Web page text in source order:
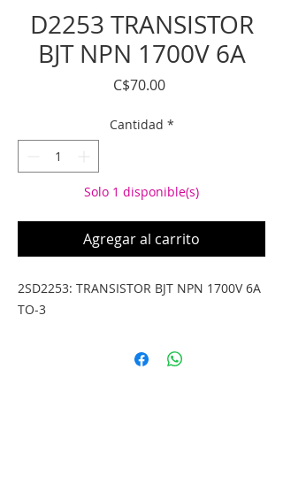
D2253 TRANSISTOR
BJT NPN 1700V 6A
C$70.00Precio
Cantidad *
Solo 1 disponible(s)
Agregar al carrito
2SD2253: TRANSISTOR BJT NPN 1700V 6A
TO-3